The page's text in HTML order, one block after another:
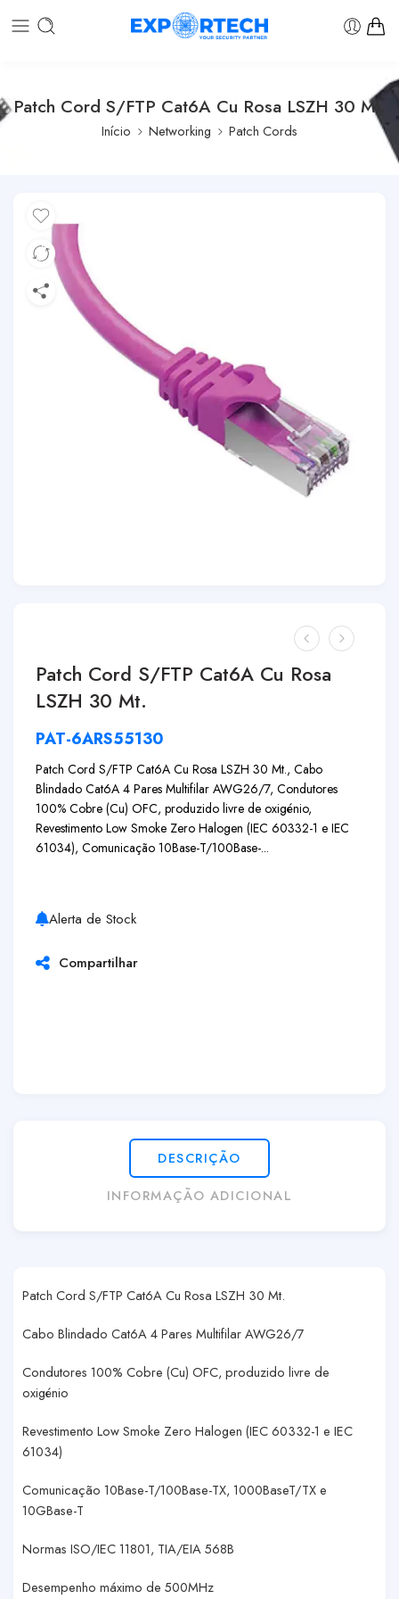
Patch Cord S/FTP Cat6A Cu Rosa LSZH 30 Mt.
Início Networking Patch Cords
Patch Cord S/FTP Cat6A Cu Rosa
LSZH 30 Mt.
PAT-6ARS55130
Patch Cord S/FTP Cat6A Cu Rosa LSZH 30 Mt., Cabo
Blindado Cat6A 4 Pares Multifilar AWG26/7, Condutores
100% Cobre (Cu) OFC, produzido livre de oxigénio,
Revestimento Low Smoke Zero Halogen (IEC 60332-1 e IEC
61034), Comunicação 10Base-T/100Base-...
Alerta de Stock
Compartilhar
DESCRIÇÃO
INFORMAÇÃO ADICIONAL
Patch Cord S/FTP Cat6A Cu Rosa LSZH 30 Mt.
Cabo Blindado Cat6A 4 Pares Multifilar AWG26/7
Condutores 100% Cobre (Cu) OFC, produzido livre de
oxigénio
Revestimento Low Smoke Zero Halogen (IEC 60332-1 e IEC
61034)
Comunicação 10Base-T/100Base-TX, 1000BaseT/TX e
10GBase-T
Normas ISO/IEC 11801, TIA/EIA 568B
Desempenho máximo de 500MHz